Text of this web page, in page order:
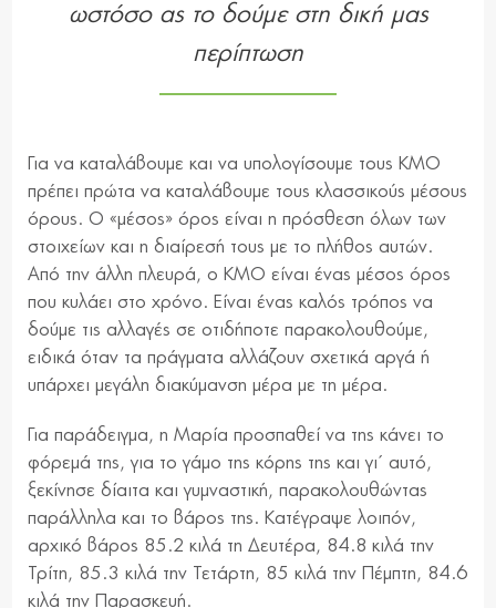
ωστόσο ας το δούμε στη δική μας
περίπτωση
Για να καταλάβουμε και να υπολογίσουμε τους ΚΜΟ
πρέπει πρώτα να καταλάβουμε τους κλασσικούς μέσους
όρους. Ο «μέσος» όρος είναι η πρόσθεση όλων των
στοιχείων και η διαίρεσή τους με το πλήθος αυτών.
Από την άλλη πλευρά, ο ΚΜΟ είναι ένας μέσος όρος
που κυλάει στο χρόνο. Είναι ένας καλός τρόπος να
δούμε τις αλλαγές σε οτιδήποτε παρακολουθούμε,
ειδικά όταν τα πράγματα αλλάζουν σχετικά αργά ή
υπάρχει μεγάλη διακύμανση μέρα με τη μέρα.
Για παράδειγμα, η Μαρία προσπαθεί να της κάνει το
φόρεμά της, για το γάμο της κόρης της και γι΄ αυτό,
ξεκίνησε δίαιτα και γυμναστική, παρακολουθώντας
παράλληλα και το βάρος της. Κατέγραψε λοιπόν,
αρχικό βάρος 85.2 κιλά τη Δευτέρα, 84.8 κιλά την
Τρίτη, 85.3 κιλά την Τετάρτη, 85 κιλά την Πέμπτη, 84.6
κιλά την Παρασκευή.